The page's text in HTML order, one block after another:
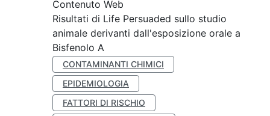
Contenuto Web
Risultati di Life Persuaded sullo studio
animale derivanti dall'esposizione orale a
Bisfenolo A
CONTAMINANTI CHIMICI
EPIDEMIOLOGIA
FATTORI DI RISCHIO